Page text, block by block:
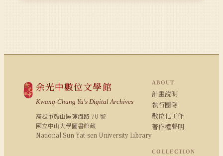
余光中數位文學館
Kwang-Chung Yu's Digital Archives
高雄市鼓山區蓮海路 70 號
國立中山大學圖書館藏
National Sun Yat-sen University Library
ABOUT
計畫說明
執行團隊
數位化工作
著作權聲明
COLLECTION